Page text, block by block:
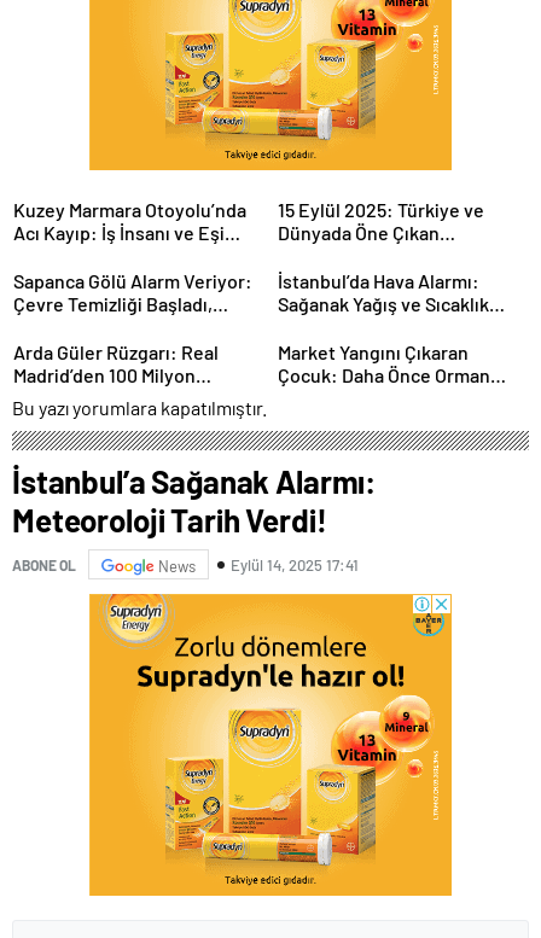
Kuzey Marmara Otoyolu’nda
Acı Kayıp: İş İnsanı ve Eşi
15 Eylül 2025: Türkiye ve
Dünyada Öne Çıkan
Sapanca Gölü Alarm Veriyor:
Çevre Temizliği Başladı,
İstanbul’da Hava Alarmı:
Sağanak Yağış ve Sıcaklık
Arda Güler Rüzgarı: Real
Madrid’den 100 Milyon
Euro’luk Değerlendirme
Market Yangını Çıkaran
Çocuk: Daha Önce Orman
Bu yazı yorumlara kapatılmıştır.
İstanbul’a Sağanak Alarmı:
Meteoroloji Tarih Verdi!
ABONE OL News Eylül 14, 2025 17:41